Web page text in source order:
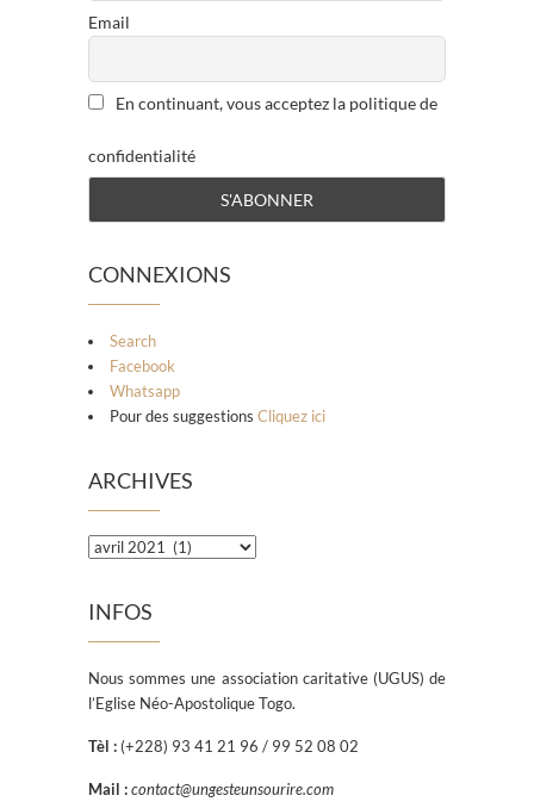
Email
En continuant, vous acceptez la politique de
confidentialité
CONNEXIONS
Search
Facebook
Whatsapp
Pour des suggestions Cliquez ici
ARCHIVES
Archives
INFOS
Nous sommes une association caritative (UGUS) de
l’Eglise Néo-Apostolique Togo.
Tèl : (+228) 93 41 21 96 / 99 52 08 02
Mail :contact@ungesteunsourire.com